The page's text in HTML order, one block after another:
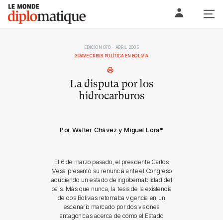
Skip
content
Le monde diplomatique
EDICIÓN 070 - ABRIL 2005
GRAVE CRISIS POLÍTICA EN BOLIVIA
La disputa por los
hidrocarburos
Por Walter Chávez y Miguel Lora*
El 6 de marzo pasado, el presidente Carlos
Mesa presentó su renuncia ante el Congreso
aduciendo un estado de ingobernabilidad del
país. Más que nunca, la tesis de la existencia
de dos Bolivias retomaba vigencia en un
escenario marcado por dos visiones
antagónicas acerca de cómo el Estado